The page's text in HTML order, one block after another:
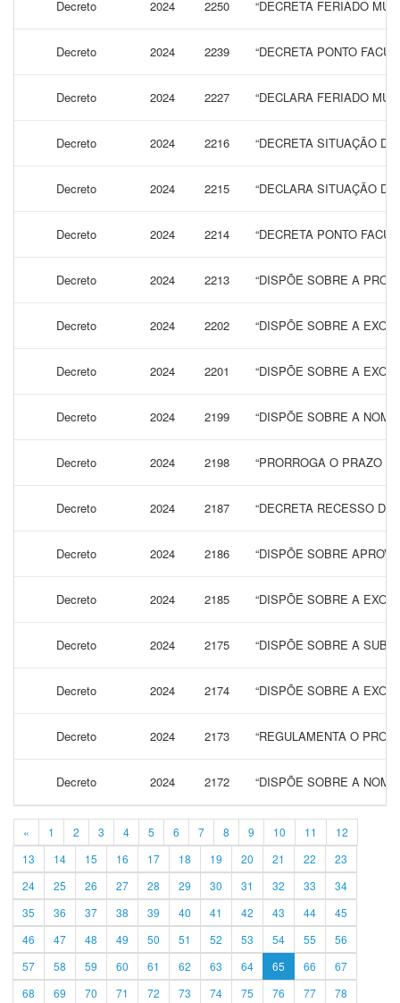
Decreto 2024 2250 “DECRETA FERIADO
Decreto 2024 2239 “DECRETA PONTO
Decreto 2024 2227 “DECLARA FERIADO
Decreto 2024 2216 “DECRETA SITUAÇÃO
Decreto 2024 2215 “DECLARA SITUAÇÃO
Decreto 2024 2214 “DECRETA PONTO
Decreto 2024 2213 “DISPÕE SOBRE A
Decreto 2024 2202 “DISPÕE SOBRE A
Decreto 2024 2201 “DISPÕE SOBRE A
Decreto 2024 2199 “DISPÕE SOBRE A
Decreto 2024 2198 “PRORROGA O PRAZO
Decreto 2024 2187 “DECRETA RECESSO
Decreto 2024 2186 “DISPÕE SOBRE
Decreto 2024 2185 “DISPÕE SOBRE A
Decreto 2024 2175 “DISPÕE SOBRE A
Decreto 2024 2174 “DISPÕE SOBRE A
Decreto 2024 2173 “REGULAMENTA O
Decreto 2024 2172 “DISPÕE SOBRE A
« 1 2 3 4 5 6 7 8 9 10 11
12
13
14 15 16 17 18 19 20 21 22
23
24
25 26 27 28 29 30 31 32 33
34
35
36 37 38 39 40 41 42 43 44
45
46
47 48 49 50 51 52 53 54 55
56
57
58 59 60 61 62 63 64 65 66
67
68
69 70 71 72 73 74 75 76 77 78